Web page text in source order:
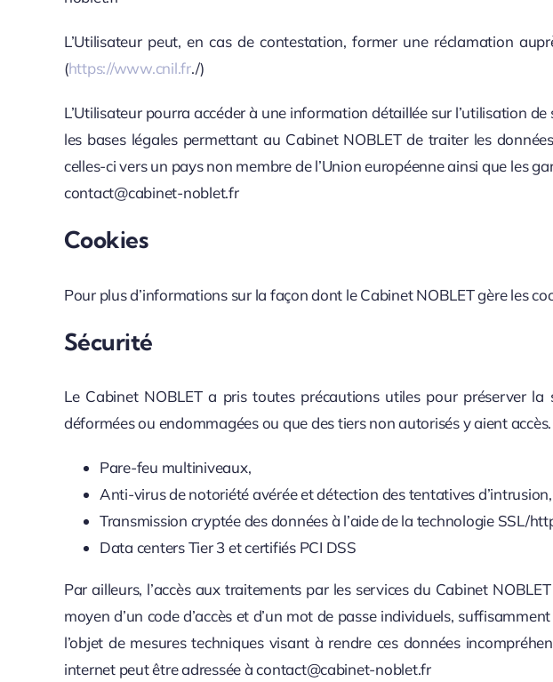
L’Utilisateur peut, en cas de contestation, former une réclamation
(https://www.cnil.fr./)
L’Utilisateur pourra accéder à une information détaillée sur l’utilisation
les bases légales permettant au Cabinet NOBLET de traiter les
celles-ci vers un pays non membre de l’Union européenne ainsi que les
contact@cabinet-noblet.fr
Cookies
Pour plus d’informations sur la façon dont le Cabinet NOBLET gère les
Sécurité
Le Cabinet NOBLET a pris toutes précautions utiles pour préserver
déformées ou endommagées ou que des tiers non autorisés y aient
Pare-feu multiniveaux,
Anti-virus de notoriété avérée et détection des tentatives d’intrusion,
Transmission cryptée des données à l’aide de la technologie SSL/
Data centers Tier 3 et certifiés PCI DSS
Par ailleurs, l’accès aux traitements par les services du Cabinet
moyen d’un code d’accès et d’un mot de passe individuels,
l’objet de mesures techniques visant à rendre ces données
internet peut être adressée à contact@cabinet-noblet.fr